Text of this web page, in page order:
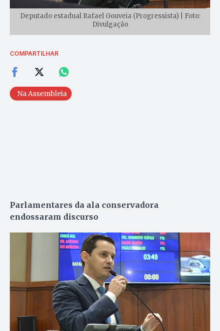
Deputado estadual Rafael Gouveia (Progressista) | Foto:
Divulgação
COMPARTILHAR
Na Assembleia
Parlamentares da ala conservadora
endossaram discurso